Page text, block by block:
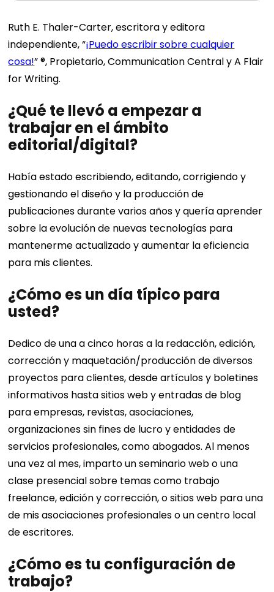
Ruth E. Thaler-Carter, escritora y editora
independiente, “¡Puedo escribir sobre cualquier
cosa!” ®, Propietario, Communication Central y A Flair
for Writing.
¿Qué te llevó a empezar a
trabajar en el ámbito
editorial/digital?
Había estado escribiendo, editando, corrigiendo y
gestionando el diseño y la producción de
publicaciones durante varios años y quería aprender
sobre la evolución de nuevas tecnologías para
mantenerme actualizado y aumentar la eficiencia
para mis clientes.
¿Cómo es un día típico para
usted?
Dedico de una a cinco horas a la redacción, edición,
corrección y maquetación/producción de diversos
proyectos para clientes, desde artículos y boletines
informativos hasta sitios web y entradas de blog
para empresas, revistas, asociaciones,
organizaciones sin fines de lucro y entidades de
servicios profesionales, como abogados. Al menos
una vez al mes, imparto un seminario web o una
clase presencial sobre temas como trabajo
freelance, edición y corrección, o sitios web para una
de mis asociaciones profesionales o un centro local
de escritores.
¿Cómo es tu configuración de
trabajo?